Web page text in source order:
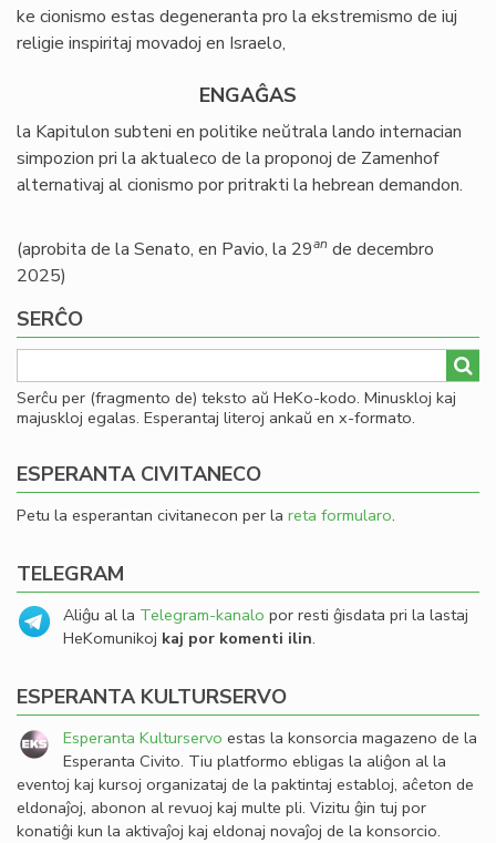
ke cionismo estas degeneranta pro la ekstremismo de iuj
religie inspiritaj movadoj en Israelo,
ENGAĜAS
la Kapitulon subteni en politike neŭtrala lando internacian
simpozion pri la aktualeco de la proponoj de Zamenhof
alternativaj al cionismo por pritrakti la hebrean demandon.
(aprobita de la Senato, en Pavio, la 29an de decembro
2025)
SERĈO
Serĉu per (fragmento de) teksto aŭ HeKo-kodo. Minuskloj kaj
majuskloj egalas. Esperantaj literoj ankaŭ en x-formato.
ESPERANTA CIVITANECO
Petu la esperantan civitanecon per la reta formularo.
TELEGRAM
Aliĝu al la Telegram-kanalo por resti ĝisdata pri la lastaj
HeKomunikoj kaj por komenti ilin.
ESPERANTA KULTURSERVO
Esperanta Kulturservo estas la konsorcia magazeno de la
Esperanta Civito. Tiu platformo ebligas la aliĝon al la
eventoj kaj kursoj organizataj de la paktintaj establoj, aĉeton de
eldonaĵoj, abonon al revuoj kaj multe pli. Vizitu ĝin tuj por
konatiĝi kun la aktivaĵoj kaj eldonaj novaĵoj de la konsorcio.